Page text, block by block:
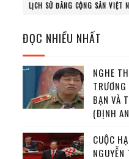
LỊCH SỬ ĐẢNG CỘNG SẢN VIỆT
ĐỌC NHIỀU NHẤT
NGHE
BẠN VÀ
(ĐỊNH
CUỘC